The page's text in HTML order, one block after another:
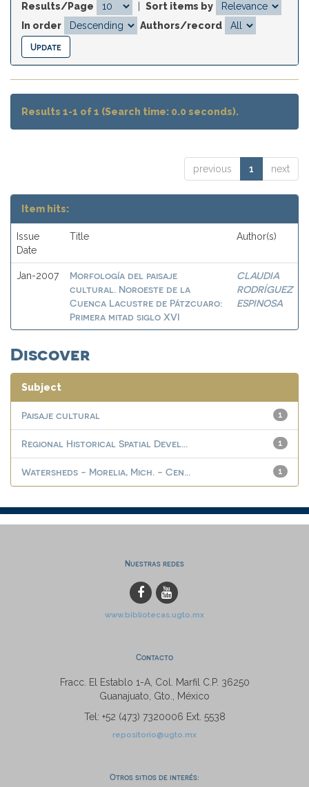
Results/Page
Sort items by
In order
Authors/record
Results 1-1 of 1 (Search time: 0.0 seconds).
previous 1 next
Item hits:
Issue
Date
Title Author(s)
Jan-2007
Morfología del paisaje
cultural. Noroeste de la
Cuenca Lacustre de Pátzcuaro:
Primera mitad siglo XVI
CLAUDIA
RODRÍGUEZ
ESPINOSA
Discover
Subject
1
Paisaje cultural
1
Regional Historical Spatial Devel...
1
Watersheds - Morelia, Mich. - Cen...
Nuestras redes
www.bibliotecas.ugto.mx
Contacto
Fracc. El Establo 1-A, Col. Marfil C.P. 36250
Guanajuato, Gto., México
Tel: +52 (473) 7320006 Ext. 5538
repositorio@ugto.mx
Otros sitios de interés: